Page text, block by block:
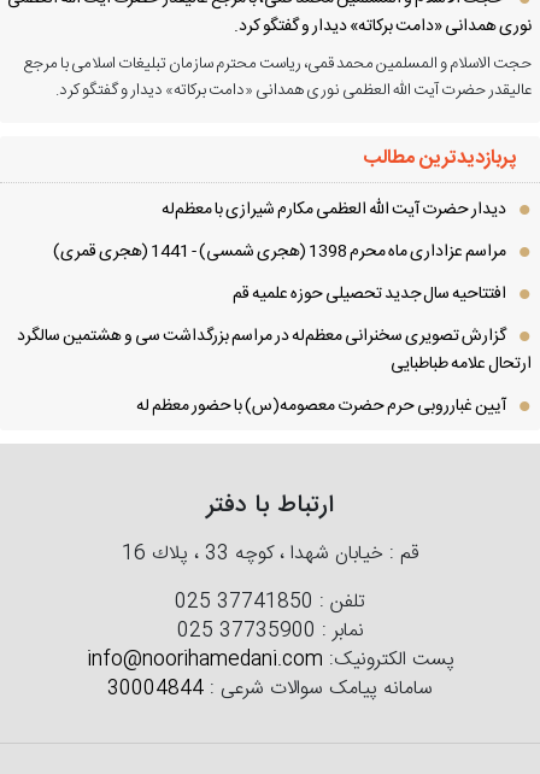
همدانی «دامت برکاته» دیدار و گفتگو کرد.
الاسلام و المسلمین محمد قمی، ریاست محترم سازمان تبلیغات اسلامی با مرجع
حضرت آیت الله العظمی نوری همدانی «دامت برکاته» دیدار و گفتگو کرد.
پربازدیدترین مطالب
دیدار حضرت آیت الله العظمی مكارم شیرازی با معظم‌له
مراسم عزاداری ماه محرم 1398 (هجری شمسی) - 1441 (هجری قمری)
افتتاحیه سال جدید تحصیلی حوزه علمیه قم
گزارش تصویری سخنرانی معظم‌له در مراسم بزرگداشت سی و هشتمین سالگرد
علامه طباطبایی
آیین غبارروبی حرم حضرت معصومه(س) با حضور معظم له
ارتباط با دفتر
قم : خیابان شهدا ، كوچه 33 ، پلاك 16
تلفن :025 37741850
نمابر :025 37735900
پست الکترونیک:info@noorihamedani.com
سامانه پیامک سوالات شرعی : 30004844